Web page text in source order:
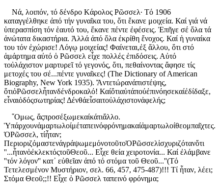
Νά, λοιπόν, τό δένδρο Κάρολος Ρῶσσελ· Τό 1906
καταγγέλθηκε ἀπό τήν γυναῖκα του, ὅτι ἔκανε μοιχεία. Καί γιά νά
ὑπερασπίση τόν ἑαυτό του, ἔκανε πέντε ἐφέσεις. Ἐπῆγε σέ ὅλα τά
ἀνώτατα δικαστήρια. Ἀλλά ἀπό ὅλα ἐκρίθη ἔνοχος. Καί ἡ γυναίκα
του τόν ἐχώρισε! Λόγῳ μοιχείας! Φαίνεται,ἐξ ἄλλου, ὅτι στό
ἁμάρτημα αὐτό ὁ Ρῶσσελ εἶχε πολλές ἐπιδόσεις. Αὐτό
τοὐλάχιστον μαρτυρεῖ τό γεγονός, ὅτι, πεθαίνοντας ἄφησε τίς
μετοχές του σέ...πέντε γυναῖκες! (The Dictionary of American
Biography, New York 1935). Ἄντετώρανάπιστέψης,
ὅτιὁΡῶσσελἦτανδένδροκαλό! Καίὅτιαὐτάπούἐπινόησεκαίἐδίδαξε,
εἶναιὁδόςσωτηρίας! Δένθάεἶσαιτοὐλάχιστονἀφελής;
῞Ομως, ἄςπροσέξωμεκαίκάτιἄλλο.
Ὑπάρχουνἁμαρτωλοίμέταπεινόφρόνημακαίἁμαρτωλοίθεομπαῖχτες.
ὉΡῶσσελ, τίἦταν;
ΠεριοριζόμαστενάγράψωμεμόνοτοῦτοὉΡῶσσελἰσχυριζότανὅτι
''...ἦτανὁἐκλεκτόςτοῦΘεοῦ... Εἶχε θεία χειροτονία... Καί ἐλάμβανε
''τόν λόγον'' κατ᾿ εὐθεῖαν ἀπό τό στόμα τοῦ Θεοῦ...''(Τό
Τετελεσμένον Μυστήριον, σελ. 66, 457, 475-487)!!! Τί ἦταν, λέει;
Στόμα Θεοῦ;;!! Εἶχε ὁ Ρῶσσελ ταπεινό φρόνημα;